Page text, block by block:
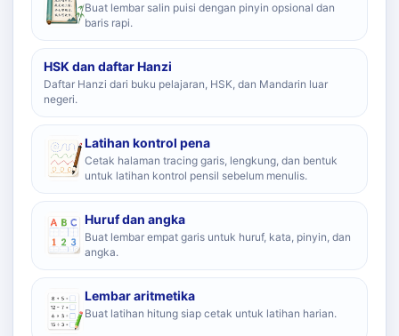
Buat lembar salin puisi dengan pinyin opsional dan
baris rapi.
HSK dan daftar Hanzi
Daftar Hanzi dari buku pelajaran, HSK, dan Mandarin luar
negeri.
Latihan kontrol pena
Cetak halaman tracing garis, lengkung, dan bentuk
untuk latihan kontrol pensil sebelum menulis.
Huruf dan angka
Buat lembar empat garis untuk huruf, kata, pinyin, dan
angka.
Lembar aritmetika
Buat latihan hitung siap cetak untuk latihan harian.